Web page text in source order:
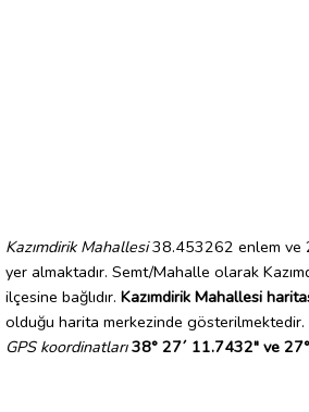
Kazımdirik Mahallesi38.453262 enlem ve
yer almaktadır. Semt/Mahalle olarak
ilçesine bağlıdır. Kazımdirik Mahallesi
olduğu harita merkezinde gösterilmektedir.
GPS koordinatları 38° 27´ 11.7432" ve